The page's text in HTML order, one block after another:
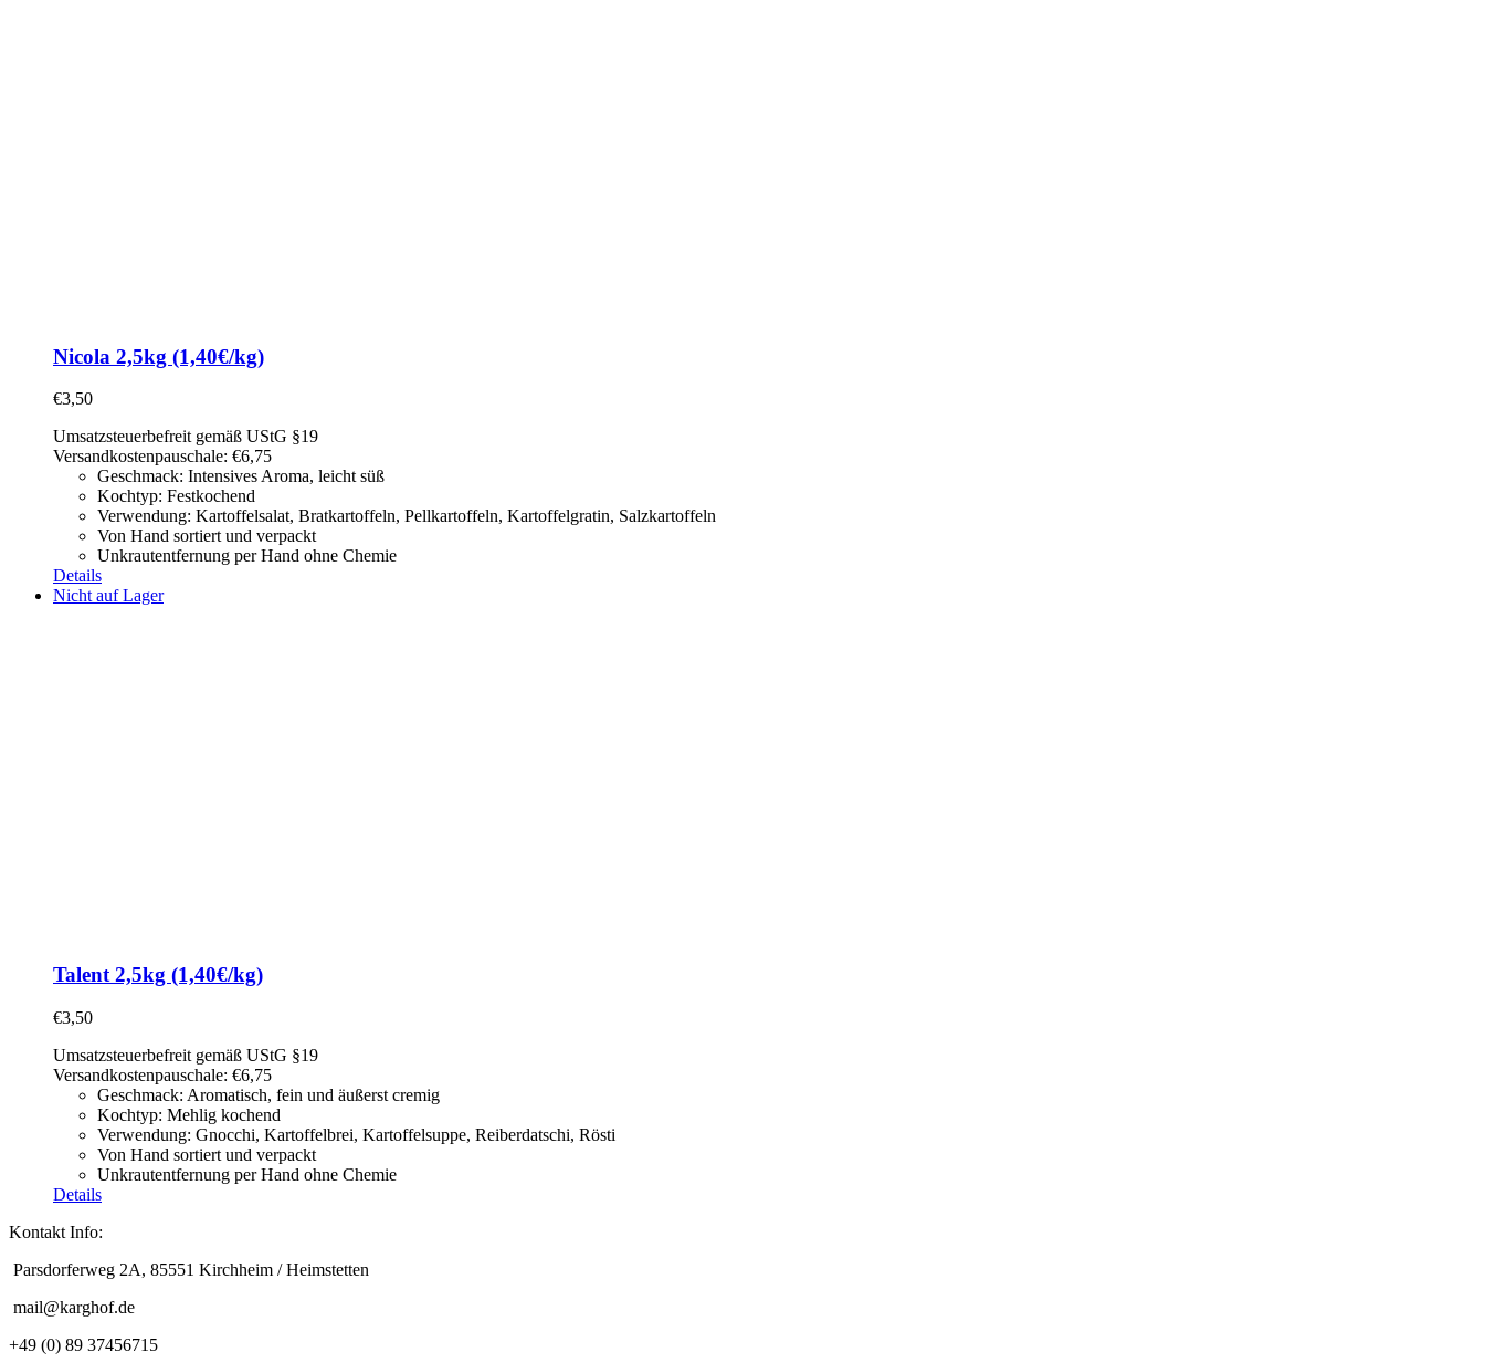
Nicola 2,5kg (1,40€/kg)
€3,50
Umsatzsteuerbefreit gemäß UStG §19
Versandkostenpauschale: €6,75
Geschmack: Intensives Aroma, leicht süß
Kochtyp: Festkochend
Verwendung: Kartoffelsalat, Bratkartoffeln, Pellkartoffeln, Kartoffelgratin, Salzkartoffeln
Von Hand sortiert und verpackt
Unkrautentfernung per Hand ohne Chemie
Details
Nicht auf Lager
Talent 2,5kg (1,40€/kg)
€3,50
Umsatzsteuerbefreit gemäß UStG §19
Versandkostenpauschale: €6,75
Geschmack: Aromatisch, fein und äußerst cremig
Kochtyp: Mehlig kochend
Verwendung: Gnocchi, Kartoffelbrei, Kartoffelsuppe, Reiberdatschi, Rösti
Von Hand sortiert und verpackt
Unkrautentfernung per Hand ohne Chemie
Details
Kontakt Info:
Parsdorferweg 2A, 85551 Kirchheim / Heimstetten
mail@karghof.de
+49 (0) 89 37456715